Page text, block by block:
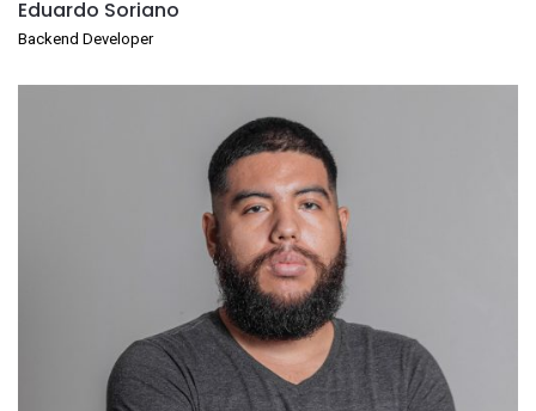
Eduardo Soriano
Backend Developer